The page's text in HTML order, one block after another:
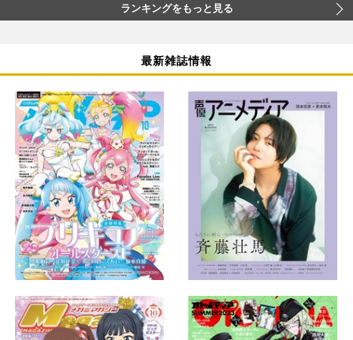
ランキングをもっと見る
最新雑誌情報